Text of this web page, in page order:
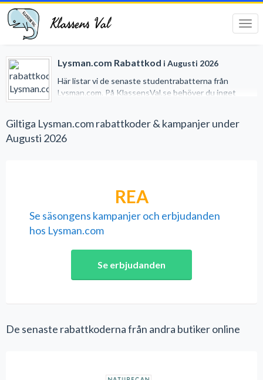
Klassens Val
Lysman.com Rabattkod i Augusti 2026
Här listar vi de senaste studentrabatterna från
Lysman.com. På KlassensVal.se behöver du inget
samla alla studentrabatter på ett och samma ställe.
Giltiga Lysman.com rabattkoder & kampanjer under
Augusti 2026
REA
Se säsongens kampanjer och erbjudanden
hos Lysman.com
Se erbjudanden
De senaste rabattkoderna från andra butiker online